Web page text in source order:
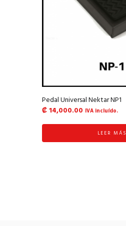
Pedal Universal Nektar NP1
₡14,000.00 IVA incluído.
LEER MÁS